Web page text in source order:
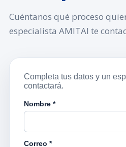
Cuéntanos qué proceso
especialista AMITAI te